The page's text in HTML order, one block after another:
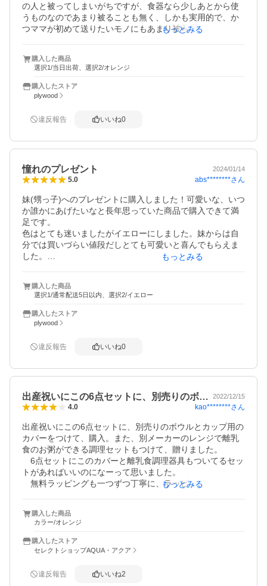
の人と被ってしまいがちですが、食器なら少しあとから使
うものなのであまり被ることも無く、しかも実用的で、か
つママが初めて送りたいモノにもあまり被らないのでとて
に是非おすすめです(*^ω^*)
もっとみる
購入した商品
選択1/当日出荷、選択2/オレンジ
購入したストア
plywood
違反報告 いいね0
憧れのプレゼント 2024/01/14
5.0 abs********さん
妹(甥っ子)へのプレゼントに購入しました！可愛いな、いつ
か誰かにあげたいなと長年思っていた商品で購入できて満
足です。
色はとても迷いましたがイエローにしました。妹からは自
分では買いづらい値段だしとても可愛いと喜んでもらえま
した。
るのも良いですね。(どんなカードか写真があるとありがた
かったです)
また発送もとても迅速でした。
ありがとうございました！
もっとみる
購入した商品
選択1/通常配送5日以内、選択2/イエロー
購入したストア
plywood
違反報告 いいね0
出産祝いにこの6点セットに、別売りのボ… 2022/12/15
4.0 kao********さん
出産祝いにこの6点セットに、別売りのボウルとカップ用の
カバーをつけて、購入。また、別メーカーのレンジで離乳
食のお粥ができる調理セットもつけて、贈りました。
6点セットにこのカバーと離乳食調理器具もついてるセッ
トがあればいいのになーって思いました。
無料ラッピングも一つずつ丁寧に、ラッピング袋に入れ
もっとみる
購入した商品
カラー/オレンジ
購入したストア
セレクトショップAQUA・アクア
違反報告 いいね2